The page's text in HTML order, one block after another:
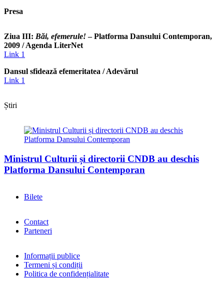
Presa
Ziua III: Băi, efemerule!– Platforma Dansului Contemporan,
2009 / Agenda LiterNet
Link 1
Dansul sfidează efemeritatea / Adevărul
Link 1
Știri
Ministrul Culturii și directorii CNDB au deschis
Platforma Dansului Contemporan
Bilete
Contact
Parteneri
Informații publice
Termeni și condiții
Politica de confidențialitate